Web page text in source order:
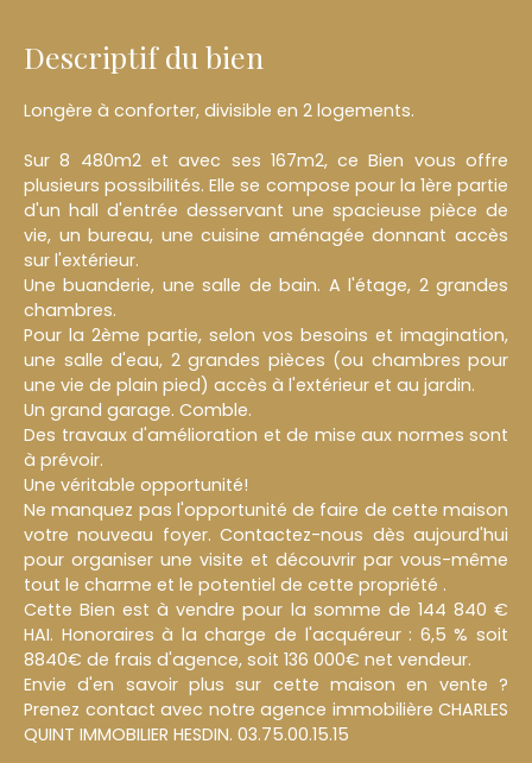
Descriptif du bien
Longère à conforter, divisible en 2 logements.
Sur 8 480m2 et avec ses 167m2, ce Bien vous offre
plusieurs possibilités. Elle se compose pour la 1ère partie
d'un hall d'entrée desservant une spacieuse pièce de
vie, un bureau, une cuisine aménagée donnant accès
sur l'extérieur.
Une buanderie, une salle de bain. A l'étage, 2 grandes
chambres.
Pour la 2ème partie, selon vos besoins et imagination,
une salle d'eau, 2 grandes pièces (ou chambres pour
une vie de plain pied) accès à l'extérieur et au jardin.
Un grand garage. Comble.
Des travaux d'amélioration et de mise aux normes sont
à prévoir.
Une véritable opportunité!
Ne manquez pas l'opportunité de faire de cette maison
votre nouveau foyer. Contactez-nous dès aujourd'hui
pour organiser une visite et découvrir par vous-même
tout le charme et le potentiel de cette propriété .
Cette Bien est à vendre pour la somme de 144 840 €
HAI. Honoraires à la charge de l'acquéreur : 6,5 % soit
8840€ de frais d'agence, soit 136 000€ net vendeur.
Envie d'en savoir plus sur cette maison en vente ?
Prenez contact avec notre agence immobilière CHARLES
QUINT IMMOBILIER HESDIN. 03.75.00.15.15